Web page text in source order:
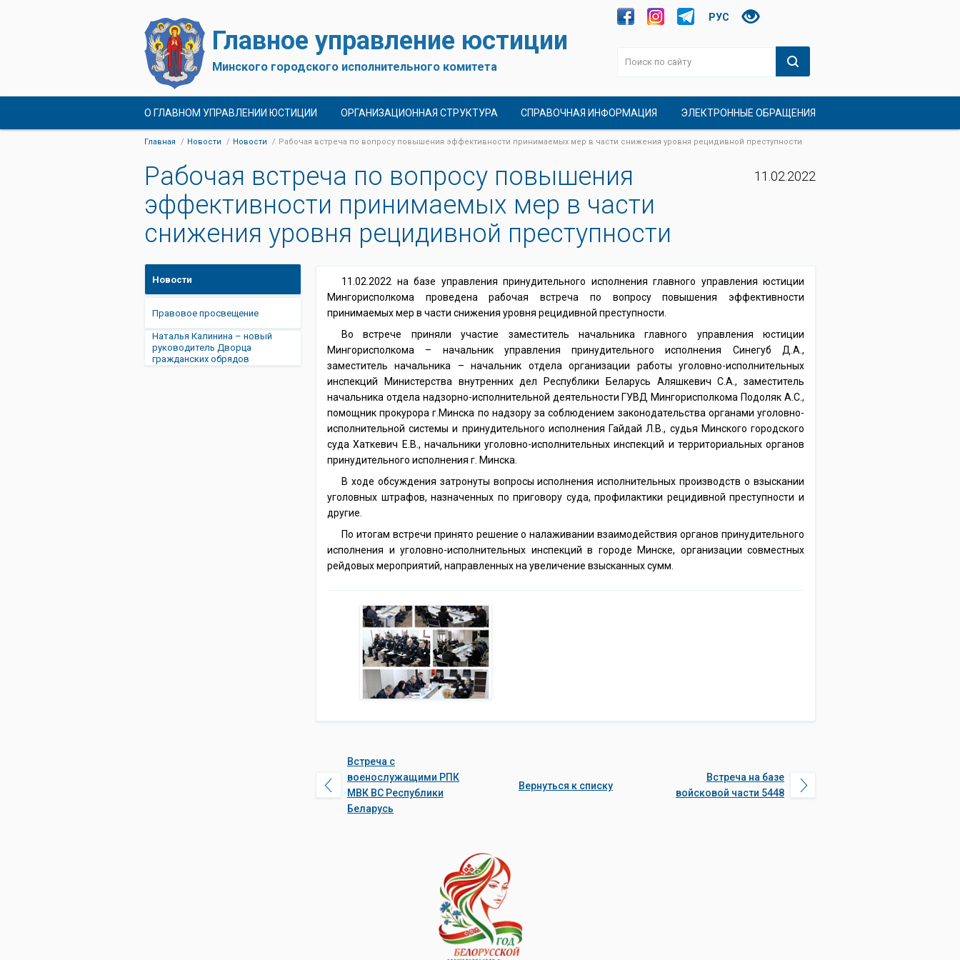
Главное управление юстиции
Минского городского исполнительного комитета
РУС
О ГЛАВНОМ УПРАВЛЕНИИ ЮСТИЦИИ ОРГАНИЗАЦИОННАЯ СТРУКТУРА СПРАВОЧНАЯ ИНФОРМАЦИЯ ЭЛЕКТРОННЫЕ ОБРАЩЕНИЯ
Главная Новости Новости Рабочая встреча по вопросу повышения эффективности принимаемых мер в части снижения уровня рецидивной преступности
Рабочая встреча по вопросу повышения
эффективности принимаемых мер в части
снижения уровня рецидивной преступности
11.02.2022
Новости
Правовое просвещение
Наталья Калинина – новый
руководитель Дворца
гражданских обрядов
11.02.2022 на базе управления принудительного исполнения главного управления юстиции
Мингорисполкома проведена рабочая встреча по вопросу повышения эффективности
принимаемых мер в части снижения уровня рецидивной преступности.
Во встрече приняли участие заместитель начальника главного управления юстиции
Мингорисполкома – начальник управления принудительного исполнения Синегуб Д.А.,
заместитель начальника – начальник отдела организации работы уголовно-исполнительных
инспекций Министерства внутренних дел Республики Беларусь Аляшкевич С.А., заместитель
начальника отдела надзорно-исполнительной деятельности ГУВД Мингорисполкома Подоляк А.С.,
помощник прокурора г.Минска по надзору за соблюдением законодательства органами уголовно-
исполнительной системы и принудительного исполнения Гайдай Л.В., судья Минского городского
суда Хаткевич Е.В., начальники уголовно-исполнительных инспекций и территориальных органов
принудительного исполнения г. Минска.
В ходе обсуждения затронуты вопросы исполнения исполнительных производств о взыскании
уголовных штрафов, назначенных по приговору суда, профилактики рецидивной преступности и
другие.
По итогам встречи принято решение о налаживании взаимодействия органов принудительного
исполнения и уголовно-исполнительных инспекций в городе Минске, организации совместных
рейдовых мероприятий, направленных на увеличение взысканных сумм.
Встреча с
военослужащими РПК
МВК ВС Республики
Беларусь
Вернуться к списку
Встреча на базе
войсковой части 5448